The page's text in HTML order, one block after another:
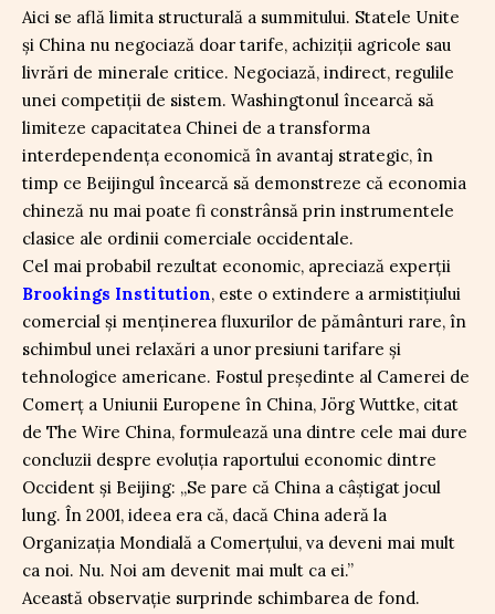
Aici se află limita structurală a summitului. Statele Unite
și China nu negociază doar tarife, achiziții agricole sau
livrări de minerale critice. Negociază, indirect, regulile
unei competiții de sistem. Washingtonul încearcă să
limiteze capacitatea Chinei de a transforma
interdependența economică în avantaj strategic, în
timp ce Beijingul încearcă să demonstreze că economia
chineză nu mai poate fi constrânsă prin instrumentele
clasice ale ordinii comerciale occidentale.
Cel mai probabil rezultat economic, apreciază experții
Brookings Institution, este o extindere a armistițiului
comercial și menținerea fluxurilor de pământuri rare, în
schimbul unei relaxări a unor presiuni tarifare și
tehnologice americane. Fostul președinte al Camerei de
Comerț a Uniunii Europene în China, Jörg Wuttke, citat
de The Wire China, formulează una dintre cele mai dure
concluzii despre evoluția raportului economic dintre
Occident și Beijing: „Se pare că China a câștigat jocul
lung. În 2001, ideea era că, dacă China aderă la
Organizația Mondială a Comerțului, va deveni mai mult
ca noi. Nu. Noi am devenit mai mult ca ei.”
Această observație surprinde schimbarea de fond.